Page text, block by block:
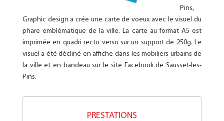
Pins,
Graphic design a crée une carte de voeux avec le visuel du
phare emblématique de la ville. La carte au format A5 est
imprimée en quadri recto verso sur un support de 250g. Le
visuel a été décliné en affiche dans les mobiliers urbains de
la ville et en bandeau sur le site Facebook de Sausset-les-
Pins.
PRESTATIONS